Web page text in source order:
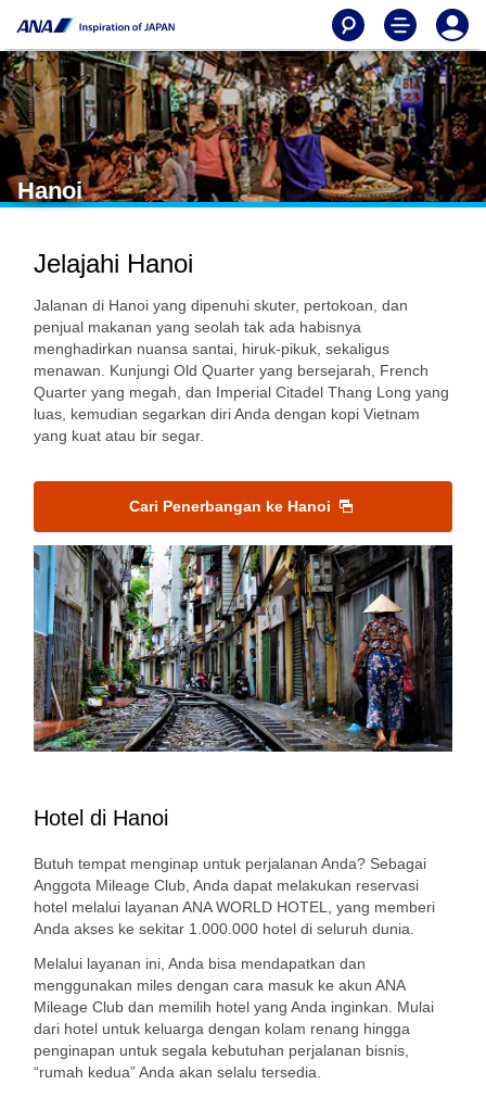
Hanoi
Jelajahi Hanoi
Jalanan di Hanoi yang dipenuhi skuter, pertokoan, dan
penjual makanan yang seolah tak ada habisnya
menghadirkan nuansa santai, hiruk-pikuk, sekaligus
menawan. Kunjungi Old Quarter yang bersejarah, French
Quarter yang megah, dan Imperial Citadel Thang Long yang
luas, kemudian segarkan diri Anda dengan kopi Vietnam
yang kuat atau bir segar.
Cari Penerbangan ke Hanoi
Hotel di Hanoi
Butuh tempat menginap untuk perjalanan Anda? Sebagai
Anggota Mileage Club, Anda dapat melakukan reservasi
hotel melalui layanan ANA WORLD HOTEL, yang memberi
Anda akses ke sekitar 1.000.000 hotel di seluruh dunia.
Melalui layanan ini, Anda bisa mendapatkan dan
menggunakan miles dengan cara masuk ke akun ANA
Mileage Club dan memilih hotel yang Anda inginkan. Mulai
dari hotel untuk keluarga dengan kolam renang hingga
penginapan untuk segala kebutuhan perjalanan bisnis,
“rumah kedua” Anda akan selalu tersedia.